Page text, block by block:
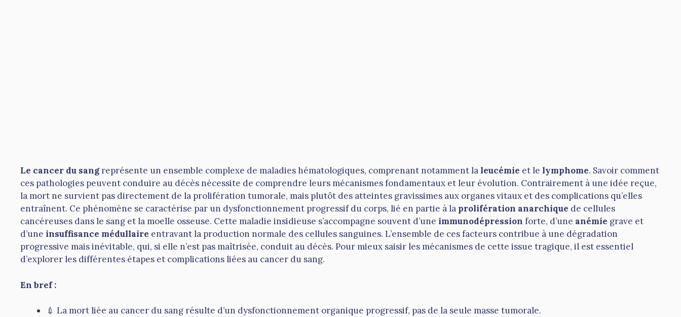
Le cancer du sangreprésente un ensemble complexe de maladies hématologiques, comprenant notamment la leucémie et le lymphome. Savoir comment
ces pathologies peuvent conduire au décès nécessite de comprendre leurs mécanismes fondamentaux et leur évolution. Contrairement à une idée reçue,
la mort ne survient pas directement de la prolifération tumorale, mais plutôt des atteintes gravissimes aux organes vitaux et des complications qu’elles
entraînent. Ce phénomène se caractérise par un dysfonctionnement progressif du corps, lié en partie à la prolifération anarchique de cellules
cancéreuses dans le sang et la moelle osseuse. Cette maladie insidieuse s’accompagne souvent d’une immunodépression forte, d’une anémie grave et
d’une insuffisance médullaire entravant la production normale des cellules sanguines. L’ensemble de ces facteurs contribue à une dégradation
progressive mais inévitable, qui, si elle n’est pas maîtrisée, conduit au décès. Pour mieux saisir les mécanismes de cette issue tragique, il est essentiel
d’explorer les différentes étapes et complications liées au cancer du sang.
En bref :
💉 La mort liée au cancer du sang résulte d’un dysfonctionnement organique progressif, pas de la seule masse tumorale.